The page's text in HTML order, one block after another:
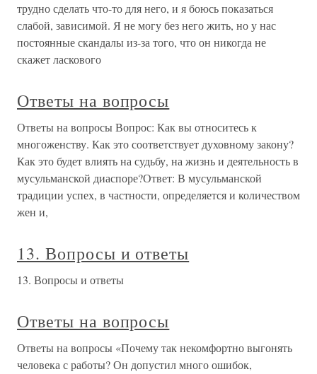
трудно сделать что-то для него, и я боюсь показаться
слабой, зависимой. Я не могу без него жить, но у нас
постоянные скандалы из-за того, что он никогда не
скажет ласкового
Ответы на вопросы
Ответы на вопросы Вопрос: Как вы относитесь к
многоженству. Как это соответствует духовному закону?
Как это будет влиять на судьбу, на жизнь и деятельность в
мусульманской диаспоре?Ответ: В мусульманской
традиции успех, в частности, определяется и количеством
жен и,
13. Вопросы и ответы
13. Вопросы и ответы
Ответы на вопросы
Ответы на вопросы «Почему так некомфортно выгонять
человека с работы? Он допустил много ошибок,